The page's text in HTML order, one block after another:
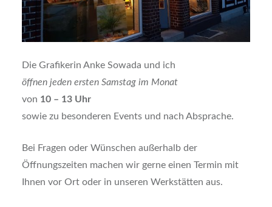
Die Grafikerin Anke Sowada und ich
öffnen jeden ersten Samstag im Monat
von 10 – 13 Uhr
sowie zu besonderen Events und nach Absprache.
Bei Fragen oder Wünschen außerhalb der
Öffnungszeiten machen wir gerne einen Termin mit
Ihnen vor Ort oder in unseren Werkstätten aus.